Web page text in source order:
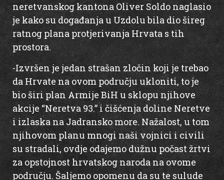
neretvanskog kantona Oliver Soldo naglasio
je kako su događanja u Uzdolu bila dio šireg
ratnog plana protjerivanja Hrvata s tih
prostora.
-Izvršen je jedan strašan zločin koji je trebao
da Hrvate na ovom području ukloniti, to je
bio širi plan Armije BiH u sklopu njihove
akcije “Neretva 93.” i čišćenja doline Neretve
i izlaska na Jadransko more. Nažalost, u tom
njihovom planu mnogi naši vojnici i civili
su stradali, ovdje odajemo dužnu počast žrtvi
za opstojnost hrvatskog naroda na ovome
području. Šaljemo opomenu da su te sulude